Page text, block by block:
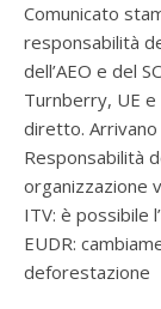
Comunicato
responsabilità
dell’AEO e del
Turnberry, UE
diretto. Arrivano
Responsabilità
organizzazione
ITV: è possibile
EUDR:
deforestazione